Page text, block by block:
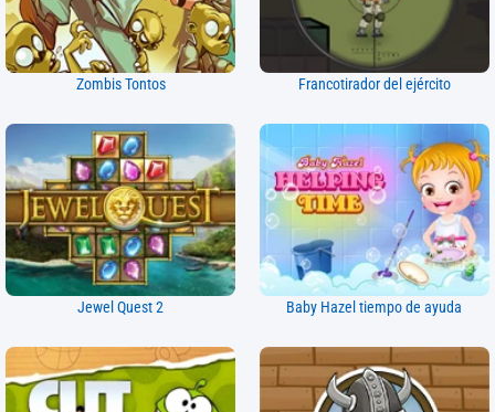
Zombis Tontos Francotirador del ejército
Jewel Quest 2 Baby Hazel tiempo de ayuda